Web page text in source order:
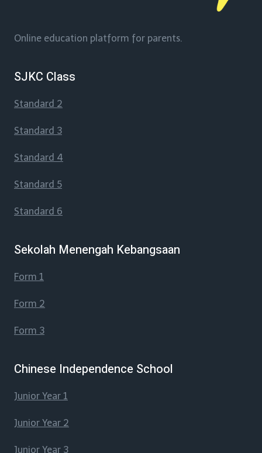
Online education platform for parents.
SJKC Class
Standard 2
Standard 3
Standard 4
Standard 5
Standard 6
Sekolah Menengah Kebangsaan
Form 1
Form 2
Form 3
Chinese Independence School
Junior Year 1
Junior Year 2
Junior Year 3